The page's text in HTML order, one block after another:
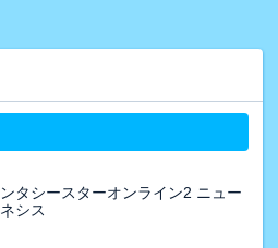
タシースターオンライン2 ニュー
シス